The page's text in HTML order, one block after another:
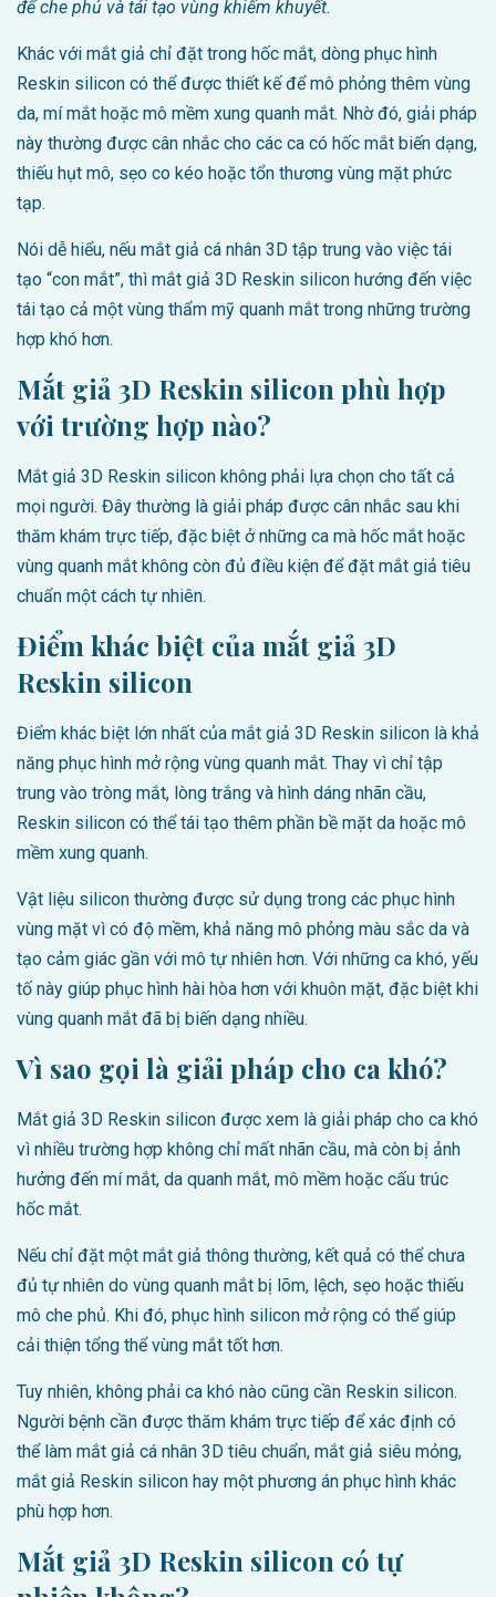
để che phủ và tái tạo vùng khiếm khuyết.
Khác với mắt giả chỉ đặt trong hốc mắt, dòng phục hình
Reskin silicon có thể được thiết kế để mô phỏng thêm vùng
da, mí mắt hoặc mô mềm xung quanh mắt. Nhờ đó, giải pháp
này thường được cân nhắc cho các ca có hốc mắt biến dạng,
thiếu hụt mô, sẹo co kéo hoặc tổn thương vùng mặt phức
tạp.
Nói dễ hiểu, nếu mắt giả cá nhân 3D tập trung vào việc tái
tạo “con mắt”, thì mắt giả 3D Reskin silicon hướng đến việc
tái tạo cả một vùng thẩm mỹ quanh mắt trong những trường
hợp khó hơn.
Mắt giả 3D Reskin silicon phù hợp
với trường hợp nào?
Mắt giả 3D Reskin silicon không phải lựa chọn cho tất cả
mọi người. Đây thường là giải pháp được cân nhắc sau khi
thăm khám trực tiếp, đặc biệt ở những ca mà hốc mắt hoặc
vùng quanh mắt không còn đủ điều kiện để đặt mắt giả tiêu
chuẩn một cách tự nhiên.
Điểm khác biệt của mắt giả 3D
Reskin silicon
Điểm khác biệt lớn nhất của mắt giả 3D Reskin silicon là khả
năng phục hình mở rộng vùng quanh mắt. Thay vì chỉ tập
trung vào tròng mắt, lòng trắng và hình dáng nhãn cầu,
Reskin silicon có thể tái tạo thêm phần bề mặt da hoặc mô
mềm xung quanh.
Vật liệu silicon thường được sử dụng trong các phục hình
vùng mặt vì có độ mềm, khả năng mô phỏng màu sắc da và
tạo cảm giác gần với mô tự nhiên hơn. Với những ca khó, yếu
tố này giúp phục hình hài hòa hơn với khuôn mặt, đặc biệt khi
vùng quanh mắt đã bị biến dạng nhiều.
Vì sao gọi là giải pháp cho ca khó?
Mắt giả 3D Reskin silicon được xem là giải pháp cho ca khó
vì nhiều trường hợp không chỉ mất nhãn cầu, mà còn bị ảnh
hưởng đến mí mắt, da quanh mắt, mô mềm hoặc cấu trúc
hốc mắt.
Nếu chỉ đặt một mắt giả thông thường, kết quả có thể chưa
đủ tự nhiên do vùng quanh mắt bị lõm, lệch, sẹo hoặc thiếu
mô che phủ. Khi đó, phục hình silicon mở rộng có thể giúp
cải thiện tổng thể vùng mắt tốt hơn.
Tuy nhiên, không phải ca khó nào cũng cần Reskin silicon.
Người bệnh cần được thăm khám trực tiếp để xác định có
thể làm mắt giả cá nhân 3D tiêu chuẩn, mắt giả siêu mỏng,
mắt giả Reskin silicon hay một phương án phục hình khác
phù hợp hơn.
Mắt giả 3D Reskin silicon có tự